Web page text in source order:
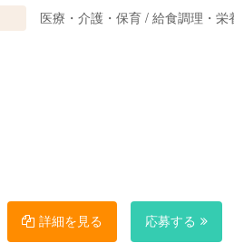
医療・介護・保育 / 給食調理・栄
きます。
詳細を見る 応募する